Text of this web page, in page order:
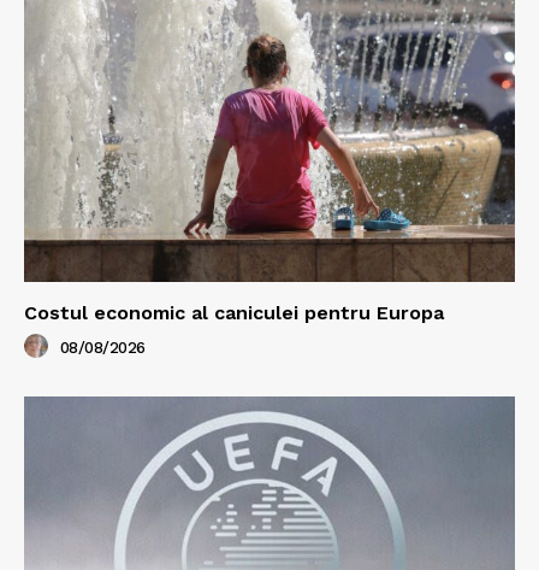
Costul economic al caniculei pentru Europa
08/08/2026